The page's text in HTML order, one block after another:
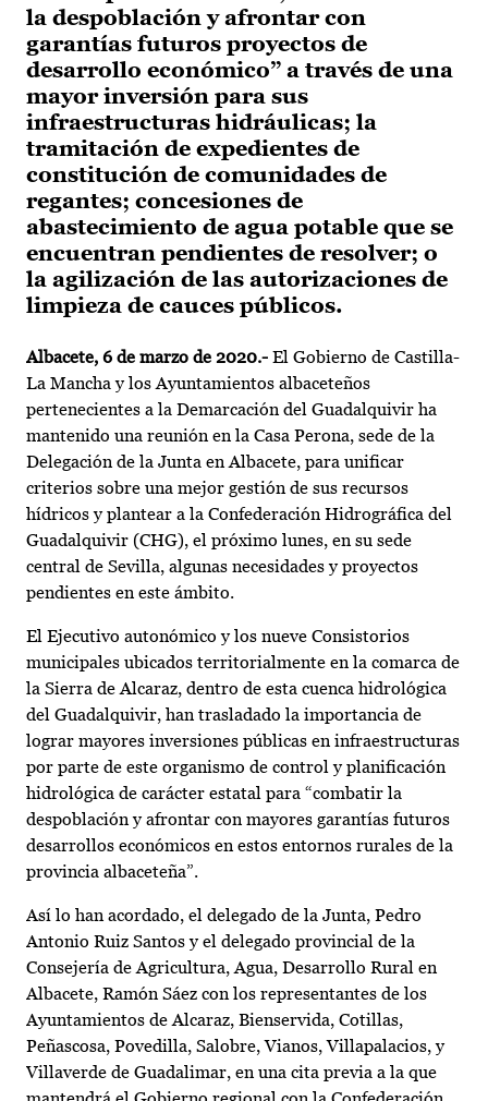
la despoblación y afrontar con
garantías futuros proyectos de
desarrollo económico” a través de una
mayor inversión para sus
infraestructuras hidráulicas; la
tramitación de expedientes de
constitución de comunidades de
regantes; concesiones de
abastecimiento de agua potable que se
encuentran pendientes de resolver; o
la agilización de las autorizaciones de
limpieza de cauces públicos.
Albacete, 6 de marzo de 2020.- El Gobierno de Castilla-
La Mancha y los Ayuntamientos albaceteños
pertenecientes a la Demarcación del Guadalquivir ha
mantenido una reunión en la Casa Perona, sede de la
Delegación de la Junta en Albacete, para unificar
criterios sobre una mejor gestión de sus recursos
hídricos y plantear a la Confederación Hidrográfica del
Guadalquivir (CHG), el próximo lunes, en su sede
central de Sevilla, algunas necesidades y proyectos
pendientes en este ámbito.
El Ejecutivo autonómico y los nueve Consistorios
municipales ubicados territorialmente en la comarca de
la Sierra de Alcaraz, dentro de esta cuenca hidrológica
del Guadalquivir, han trasladado la importancia de
lograr mayores inversiones públicas en infraestructuras
por parte de este organismo de control y planificación
hidrológica de carácter estatal para “combatir la
despoblación y afrontar con mayores garantías futuros
desarrollos económicos en estos entornos rurales de la
provincia albaceteña”.
Así lo han acordado, el delegado de la Junta, Pedro
Antonio Ruiz Santos y el delegado provincial de la
Consejería de Agricultura, Agua, Desarrollo Rural en
Albacete, Ramón Sáez con los representantes de los
Ayuntamientos de Alcaraz, Bienservida, Cotillas,
Peñascosa, Povedilla, Salobre, Vianos, Villapalacios, y
Villaverde de Guadalimar, en una cita previa a la que